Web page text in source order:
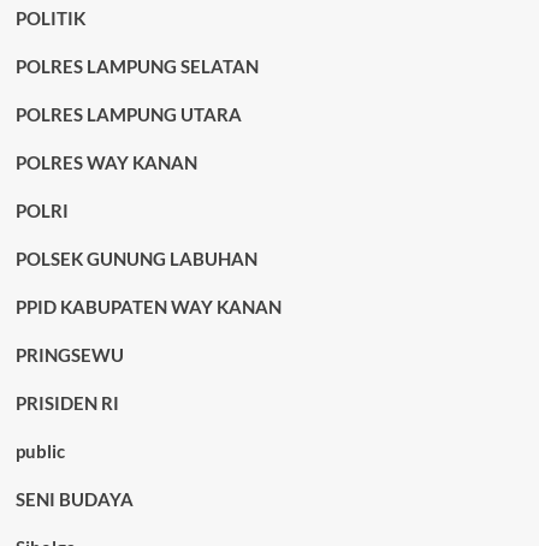
POLITIK
POLRES LAMPUNG SELATAN
POLRES LAMPUNG UTARA
POLRES WAY KANAN
POLRI
POLSEK GUNUNG LABUHAN
PPID KABUPATEN WAY KANAN
PRINGSEWU
PRISIDEN RI
public
SENI BUDAYA